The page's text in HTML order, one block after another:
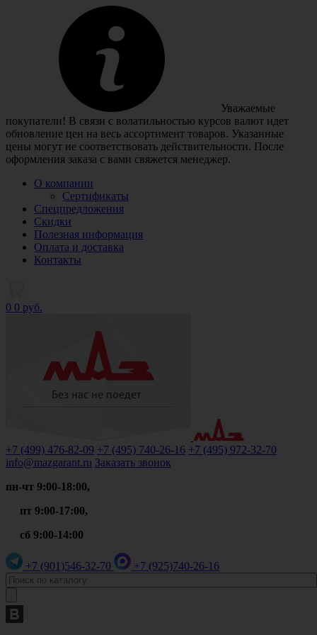
Уважаемые
покупатели! В связи с волатильностью курсов валют идет
обновление цен на весь ассортимент товаров. Указанные
цены могут не соответствовать действительности. После
оформления заказа с вами свяжется менеджер.
О компании
Сертификаты
Спецпредложения
Скидки
Полезная информация
Оплата и доставка
Контакты
0 0 руб.
+7 (499) 476-82-09 +7 (495) 740-26-16 +7 (495) 972-32-70
info@mazgarant.ru Заказать звонок
пн-чт 9:00-18:00,
пт 9:00-17:00,
сб 9:00-14:00
+7 (901)546-32-70 +7 (925)740-26-16